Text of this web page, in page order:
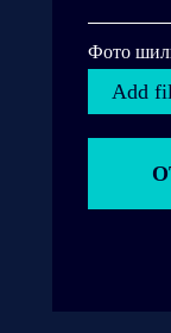
Фото
Add